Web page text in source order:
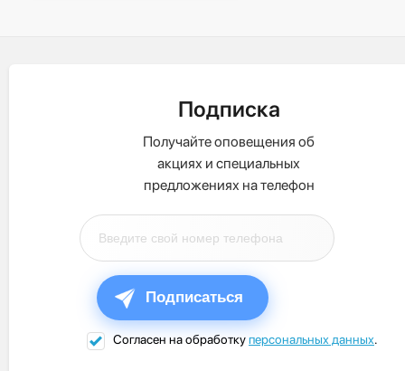
Подписка
Получайте оповещения об
акциях и специальных
предложениях на телефон
Подписаться
Согласен на обработкуперсональных данных.